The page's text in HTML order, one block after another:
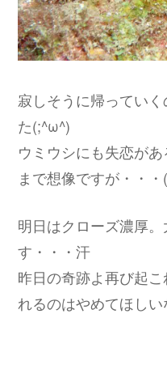
寂しそうに帰ってい
た(;^ω^)
ウミウシにも失恋が
まで想像ですが・・・(
明日はクローズ濃厚
す・・・汗
昨日の奇跡よ再び起
れるのはやめてほしい